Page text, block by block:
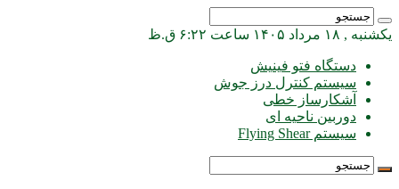
یکشنبه , ۱۸ مرداد ۱۴۰۵ ساعت ۶:۲۲ ق.ظ
دستگاه فتو فینیش
سیستم کنترل درز جوش
آشکارساز خطی
دوربین ناحیه ای
سیستم Flying Shear